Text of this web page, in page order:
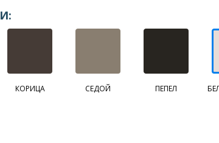
КОРИЦА СЕДОЙ ПЕПЕЛ